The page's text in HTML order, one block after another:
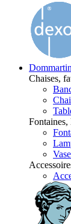
Dommartin
Chaises,
Fontaines,